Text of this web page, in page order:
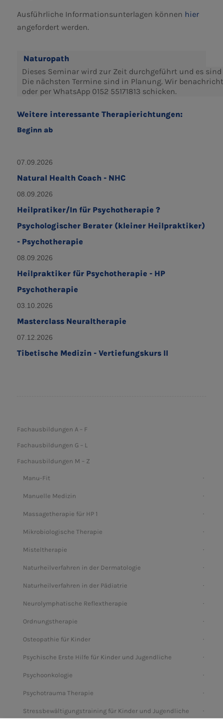
Ausführliche Informationsunterlagen können hier
angefordert werden.
Naturopath
Dieses Seminar wird zur Zeit durchgeführt und es sind
Die nächsten Termine sind in Planung. Wir
oder per WhatsApp 0152 55171813 schicken.
Weitere interessante Therapierichtungen:
Beginn ab
07.09.2026
Natural Health Coach - NHC
08.09.2026
Heilpratiker/In für Psychotherapie ?
Psychologischer Berater (kleiner Heilpraktiker)
- Psychotherapie
08.09.2026
Heilpraktiker für Psychotherapie - HP
Psychotherapie
03.10.2026
Masterclass Neuraltherapie
07.12.2026
Tibetische Medizin - Vertiefungskurs II
Fachausbildungen A – F
Fachausbildungen G – L
Fachausbildungen M – Z
Manu-Fit
Manuelle Medizin
Massagetherapie für HP 1
Mikrobiologische Therapie
Misteltherapie
Naturheilverfahren in der Dermatologie
Naturheilverfahren in der Pädiatrie
Neurolymphatische Reflextherapie
Ordnungstherapie
Osteopathie für Kinder
Psychische Erste Hilfe für Kinder und Jugendliche
Psychoonkologie
Psychotrauma Therapie
Stressbewältigungstraining für Kinder und Jugendliche